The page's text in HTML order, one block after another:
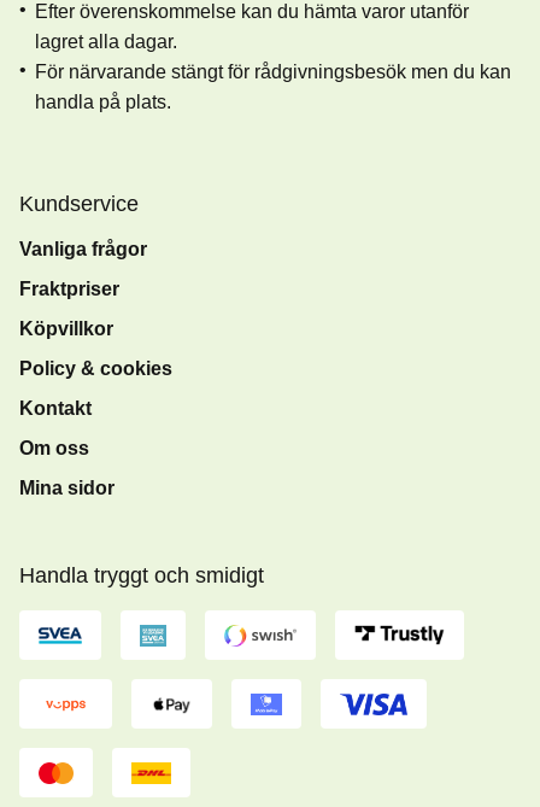
Efter överenskommelse kan du hämta varor utanför
lagret alla dagar.
För närvarande stängt för rådgivningsbesök men du kan
handla på plats.
Kundservice
Vanliga frågor
Fraktpriser
Köpvillkor
Policy & cookies
Kontakt
Om oss
Mina sidor
Handla tryggt och smidigt